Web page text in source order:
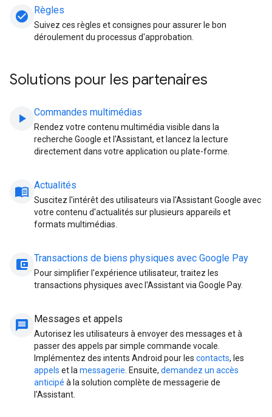
check_circle Règles
Suivez ces règles et consignes pour assurer le bon
déroulement du processus d'approbation.
Solutions pour les partenaires
play_arrow Commandes multimédias
Rendez votre contenu multimédia visible dans la
recherche Google et l'Assistant, et lancez la lecture
directement dans votre application ou plate-forme.
menu_book Actualités
Suscitez l'intérêt des utilisateurs via l'Assistant Google avec
votre contenu d'actualités sur plusieurs appareils et
formats multimédias.
account_balance_wallet Transactions de biens physiques avec Google Pay
Pour simplifier l'expérience utilisateur, traitez les
transactions physiques avec l'Assistant via Google Pay.
message Messages et appels
Autorisez les utilisateurs à envoyer des messages et à
passer des appels par simple commande vocale.
Implémentez des intents Android pour les contacts, les
appels et la messagerie . Ensuite, demandez un accès
anticipé à la solution complète de messagerie de
l'Assistant.